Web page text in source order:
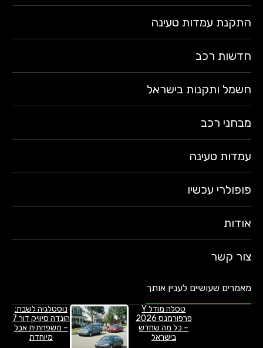
התקנת עמדות טעינה
חדשות רכב
חשמל ותקנות בישראל
מבחני רכב
עמדות טעינה
פופולרי עכשיו
אודות
צור קשר
מאמרים שעושיים לעניין אותך
טסלה מודל Y
פרפורמנס 2026
– כל מה שחדש
בישראל
נוסטלגיה לשבת:
הונדה סיוויק דור 7
– משפחתית אבל
מיוחדת